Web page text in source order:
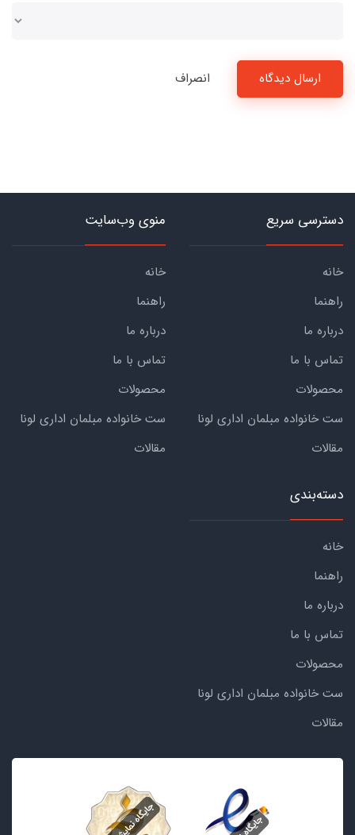
ارسال دیدگاه انصراف
دسترسی سریع
خانه
راهنما
درباره ما
تماس با ما
محصولات
ست خانواده مبلمان اداری لونا
مقالات
منوی وب‌سایت
خانه
راهنما
درباره ما
تماس با ما
محصولات
ست خانواده مبلمان اداری لونا
مقالات
دسته‌بندی
خانه
راهنما
درباره ما
تماس با ما
محصولات
ست خانواده مبلمان اداری لونا
مقالات